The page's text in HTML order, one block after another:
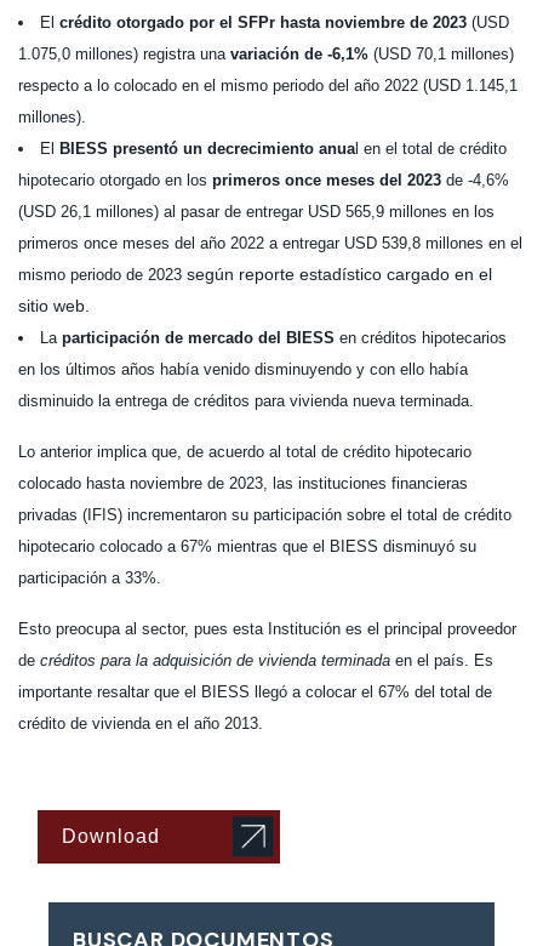
El crédito otorgado por el SFPr hasta noviembre de 2023 (USD
1.075,0 millones) registra una variación de -6,1% (USD 70,1 millones)
respecto a lo colocado en el mismo periodo del año 2022 (USD 1.145,1
millones).
El BIESS presentó un decrecimiento anual en el total de crédito
hipotecario otorgado en los primeros once meses del 2023 de -4,6%
(USD 26,1 millones) al pasar de entregar USD 565,9 millones en los
primeros once meses del año 2022 a entregar USD 539,8 millones en el
mismo periodo de 2023 según reporte estadístico cargado en el
sitio web.
La participación de mercado del BIESS en créditos hipotecarios
en los últimos años había venido disminuyendo y con ello había
disminuido la entrega de créditos para vivienda nueva terminada.
Lo anterior implica que, de acuerdo al total de crédito hipotecario
colocado hasta noviembre de 2023, las instituciones financieras
privadas (IFIS) incrementaron su participación sobre el total de crédito
hipotecario colocado a 67% mientras que el BIESS disminuyó su
participación a 33%.
Esto preocupa al sector, pues esta Institución es el principal proveedor
de créditos para la adquisición de vivienda terminada en el país. Es
importante resaltar que el BIESS llegó a colocar el 67% del total de
crédito de vivienda en el año 2013.
Download
BUSCAR DOCUMENTOS